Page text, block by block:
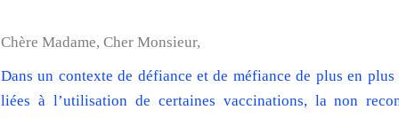
Chère Madame, Cher Monsieur,
Dans un contexte de défiance et de méfiance de plus en
liées à l’utilisation de certaines vaccinations, la non